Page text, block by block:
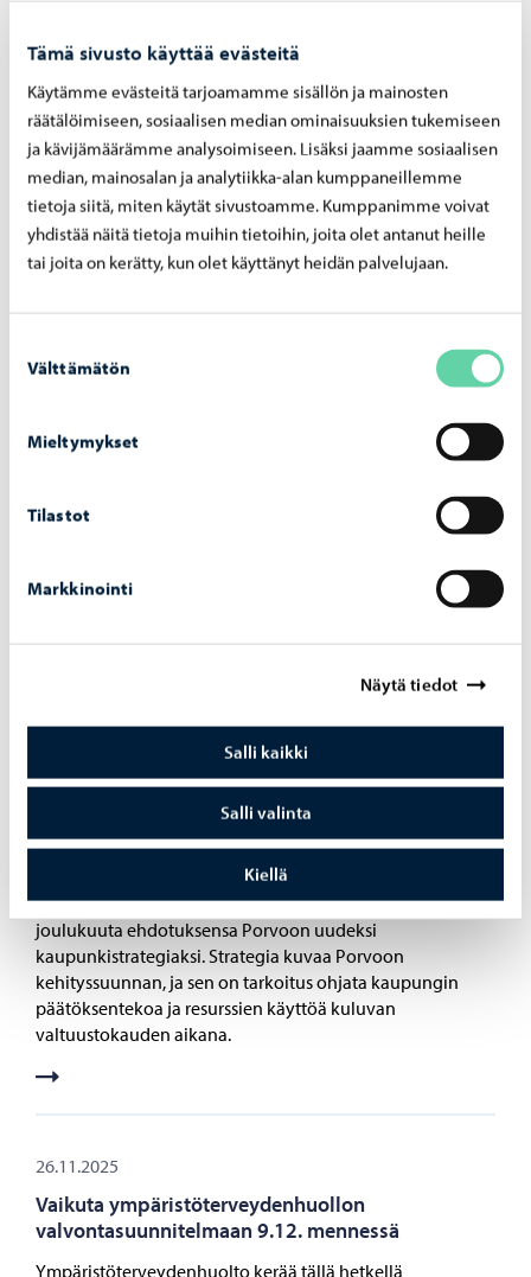
Tämä sivusto käyttää evästeitä
Käytämme evästeitä tarjoamamme sisällön ja mainosten
räätälöimiseen, sosiaalisen median ominaisuuksien tukemiseen
ja kävijämäärämme analysoimiseen. Lisäksi jaamme sosiaalisen
median, mainosalan ja analytiikka-alan kumppaneillemme
tietoja siitä, miten käytät sivustoamme. Kumppanimme voivat
yhdistää näitä tietoja muihin tietoihin, joita olet antanut heille
tai joita on kerätty, kun olet käyttänyt heidän palvelujaan.
valinta
Välttämätön
Mieltymykset
Tilastot
Markkinointi
Näytä tiedot
Salli kaikki
Salli valinta
Kiellä
merkittävällä tavalla vaikuttava uusi keskeisten
tammikuun 14. päivä ja sen nähtävilläolo jatkuu
helmikuun 16. päivään asti. Tammi-helmikuun aikana
järjestetään vuorovaikutustilaisuuksia eri puolilla Porvoon
taajama-aluetta. Mielipiteen kaavaluonnoksesta voi jättää
kirjallisesti kaupungin kirjaamoon tai vastaamalla
kaupungin verkkosivuilla kyselyyn.
Asiakaskysely kaupungin hallinnoimien tilojen
Haluamme kehittää kaupungin hallinnoimien tilojen
käyttöä ja varmistaa, että ne palvelevat mahdollisimman
minkälaisia tarpeita erilaisten tilojen vapaa-ajan käytölle
asukkailla, seuroilla ja yhdistyksillä on, sekä minkälaista
kasvattaa kaupungin hallinnoimien rakennusten ja tilojen
ulkopuolella. Kyselyyn vastataan nimettömästi, siinä ei
Kaupunginjohtajan esitys kaupunkistrategiaksi:
Muutosvoimainen ja myönteinen Porvoo
Kaupunginjohtaja Jani Pitkäniemi julkisti torstaina 11.
joulukuuta ehdotuksensa Porvoon uudeksi
kaupunkistrategiaksi. Strategia kuvaa Porvoon
kehityssuunnan, ja sen on tarkoitus ohjata kaupungin
päätöksentekoa ja resurssien käyttöä kuluvan
valtuustokauden aikana.
26.11.2025
Vaikuta ympäristöterveydenhuollon
valvontasuunnitelmaan 9.12. mennessä
Ympäristöterveydenhuolto kerää tällä hetkellä